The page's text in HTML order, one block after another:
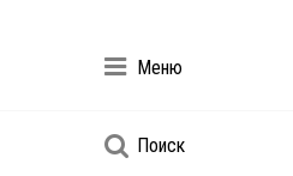
Меню
Поиск